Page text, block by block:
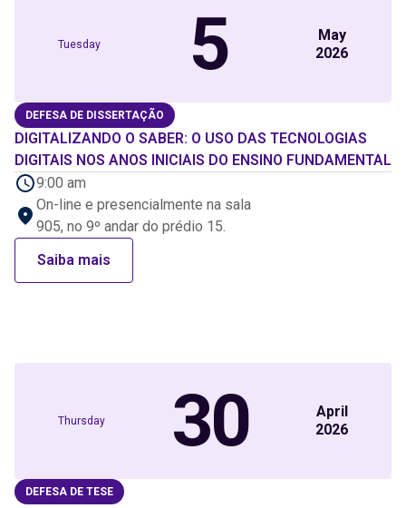
Tuesday 5
May
2026
DEFESA DE DISSERTAÇÃO
DIGITALIZANDO O SABER: O USO DAS TECNOLOGIAS
DIGITAIS NOS ANOS INICIAIS DO ENSINO FUNDAMENTAL
9:00 am
On-line e presencialmente na sala
905, no 9º andar do prédio 15.
Saiba mais
Thursday 30
April
2026
DEFESA DE TESE